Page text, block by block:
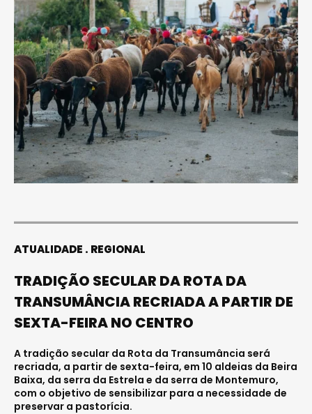
ATUALIDADE REGIONAL
TRADIÇÃO SECULAR DA ROTA DA
TRANSUMÂNCIA RECRIADA A PARTIR DE
SEXTA-FEIRA NO CENTRO
A tradição secular da Rota da Transumância será
recriada, a partir de sexta-feira, em 10 aldeias da Beira
Baixa, da serra da Estrela e da serra de Montemuro,
com o objetivo de sensibilizar para a necessidade de
preservar a pastorícia.